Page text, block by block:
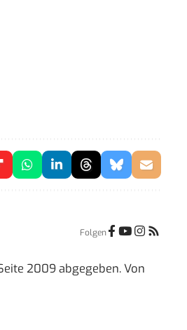
Folgen
2009 abgegeben. Von